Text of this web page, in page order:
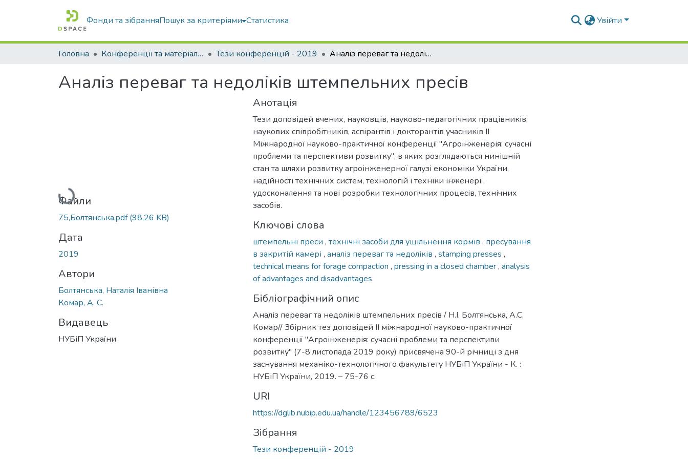
Фонди та зібранняПошук за критеріями Статистика Увійти
Головна Конференції та матеріали конференцій Тези конференцій - 2019 Аналіз переваг та недоліків штемпельних пресів
Аналіз переваг та недоліків штемпельних пресів
Вантажиться...
Файли
75,Болтянська.pdf(98,26 KB)
Дата
2019
Автори
Болтянська, Наталія Іванівна
Комар, А. С.
Видавець
НУБіП України
Анотація
Тези доповідей вчених, науковців, науково-педагогічних працівників,
наукових співробітників, аспірантів і докторантів учасників ІІ
Міжнародної науково-практичної конференції "Агроінженерія: сучасні
проблеми та перспективи розвитку", в яких розглядаються нинішній
стан та шляхи розвитку агроінженерної галузі економіки України,
надійності технічних систем, технологій і техніки інженерії,
удосконалення та нові розробки технологічних процесів, технічних
засобів.
Ключові слова
штемпельні преси , технічні засоби для ущільнення кормів , пресування
в закритій камері , аналіз переваг та недоліків , stamping presses ,
technical means for forage compaction , pressing in a closed chamber, analysis
of advantages and disadvantages
Бібліографічний опис
Аналіз переваг та недоліків штемпельних пресів / Н.І. Болтянська, А.С.
Комар// Збірник тез доповідей ІІ міжнародної науково-практичної
конференції "Агроінженерія: сучасні проблеми та перспективи
розвитку" (7-8 листопада 2019 року) присвячена 90-й річниці з дня
заснування механіко-технологічного факультету НУБіП України - К. :
НУБіП України, 2019. – 75-76 с.
URI
https://dglib.nubip.edu.ua/handle/123456789/6523
Зібрання
Тези конференцій - 2019